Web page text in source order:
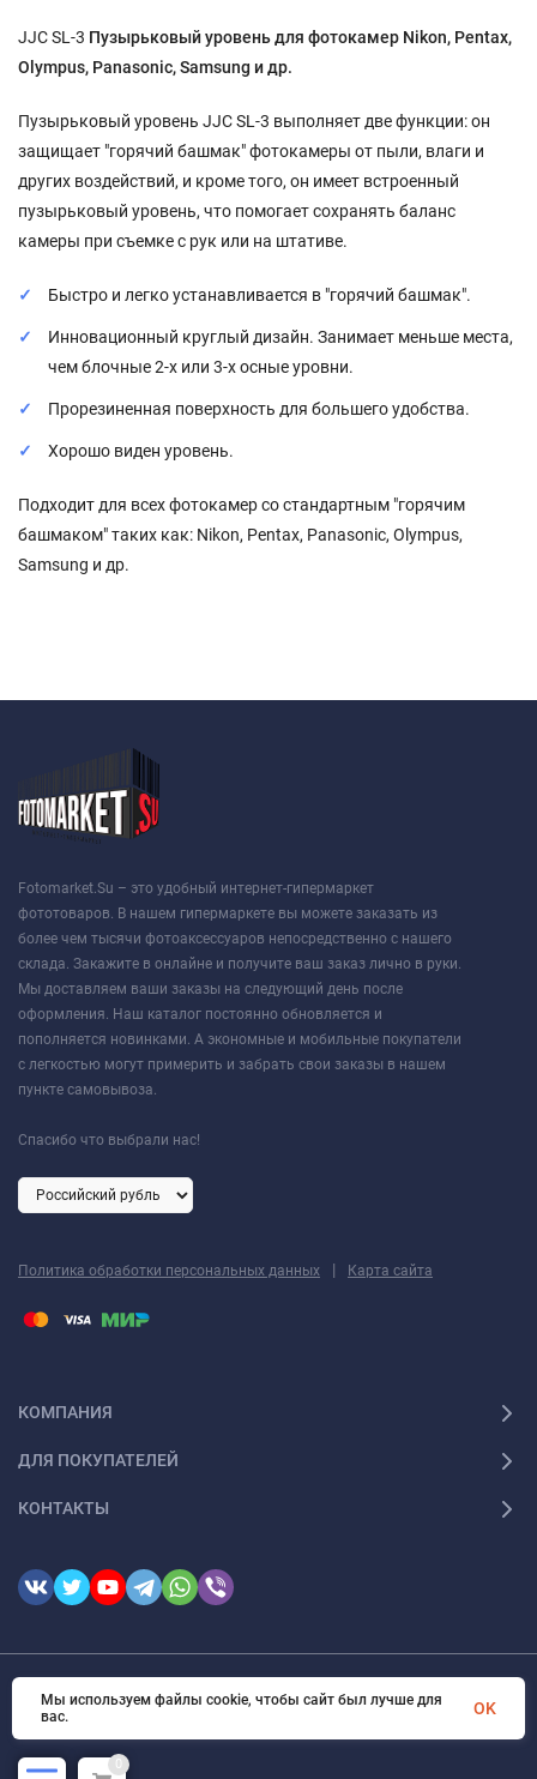
JJC SL-3 Пузырьковый уровень для фотокамер Nikon, Pentax,
Olympus, Panasonic, Samsung и др.
Пузырьковый уровень JJC SL-3 выполняет две функции: он
защищает "горячий башмак" фотокамеры от пыли, влаги и
других воздействий, и кроме того, он имеет встроенный
пузырьковый уровень, что помогает сохранять баланс
камеры при съемке с рук или на штативе.
Быстро и легко устанавливается в "горячий башмак".
Инновационный круглый дизайн. Занимает меньше места,
чем блочные 2-х или 3-х осные уровни.
Прорезиненная поверхность для большего удобства.
Хорошо виден уровень.
Подходит для всех фотокамер со стандартным "горячим
башмаком" таких как: Nikon, Pentax, Panasonic, Olympus,
Samsung и др.
Fotomarket.Su – это удобный интернет-гипермаркет
фототоваров. В нашем гипермаркете вы можете заказать из
более чем тысячи фотоаксессуаров непосредственно с нашего
склада. Закажите в онлайне и получите ваш заказ лично в руки.
Мы доставляем ваши заказы на следующий день после
оформления. Наш каталог постоянно обновляется и
пополняется новинками. А экономные и мобильные покупатели
с легкостью могут примерить и забрать свои заказы в нашем
пункте самовывоза.
Спасибо что выбрали нас!
Политика обработки персональных данных | Карта сайта
КОМПАНИЯ
ДЛЯ ПОКУПАТЕЛЕЙ
КОНТАКТЫ
© 2026 FotomarketSu Все права защищены
0
Мы используем файлы cookie, чтобы сайт был лучше для
вас.
OK